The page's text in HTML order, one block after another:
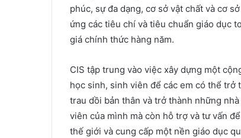
phúc, sự đa dạng, cơ sở vật chất và cơ
ứng các tiêu chí và tiêu chuẩn giáo dục
giá chính thức hàng năm.
CIS tập trung vào việc xây dựng một
học sinh, sinh viên để các em có thể trở
trau dồi bản thân và trở thành những
viên của mình mà còn hỗ trợ và tư vấn
thế giới và cung cấp một nền giáo dục